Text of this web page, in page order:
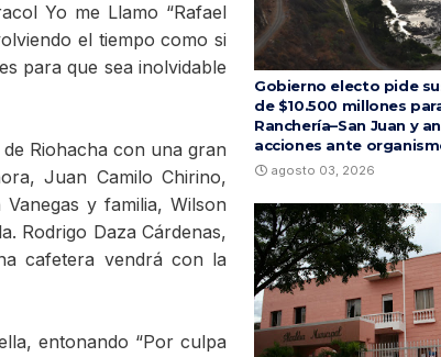
Yo me Llamo “Rafael
el tiempo como si
para que sea inolvidable
Riohacha con una gran
Juan Camilo Chirino,
y familia, Wilson
Rodrigo Daza Cárdenas,
cafetera vendrá con la
entonando “Por culpa
Gobierno electo pide
de $10.500 millones
Ranchería–San Juan y
acciones ante
agosto 03, 2026